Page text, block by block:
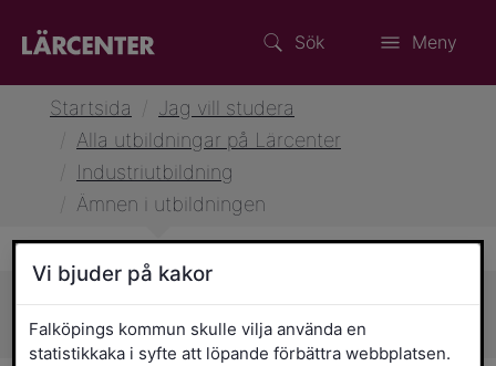
Sök Meny
Startsida
Jag vill studera
Alla utbildningar på Lärcenter
Industriutbildning
Ämnen i utbildningen
Vi bjuder på kakor
Falköpings kommun skulle vilja använda en
statistikkaka i syfte att löpande förbättra webbplatsen.